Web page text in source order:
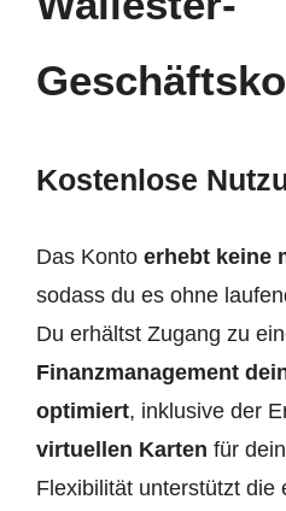
Kostenlose
Das Konto erhebt keine
sodass du es ohne
Du erhältst Zugang zu
Finanzmanagement
optimiert, inklusive der
virtuellen Karten für
Flexibilität unterstützt die